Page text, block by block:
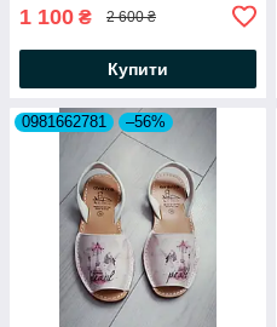
1 100 ₴ 2 600 ₴
Купити
0981662781 –56%